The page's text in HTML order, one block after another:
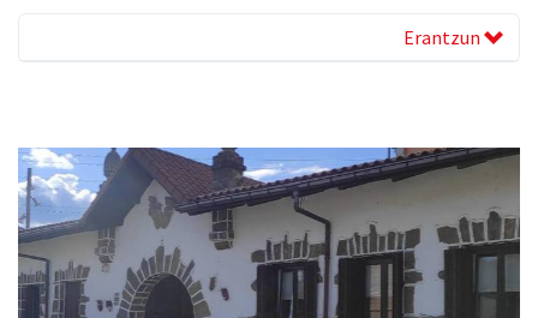
Erantzun